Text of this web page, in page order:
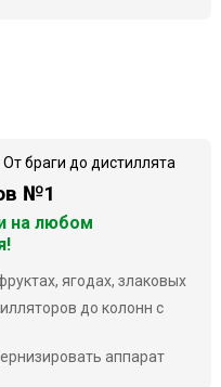
№1
на любом
ягодах, злаковых
до колонн с
аппарат